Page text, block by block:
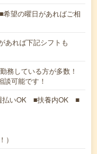
望の曜日があればご相
あれば下記シフトも
務している方が多数！
可能です！
払いOK ■扶養内OK ■
）